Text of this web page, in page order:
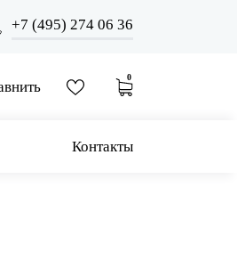
+7 (495) 274 06 36
0
Контакты